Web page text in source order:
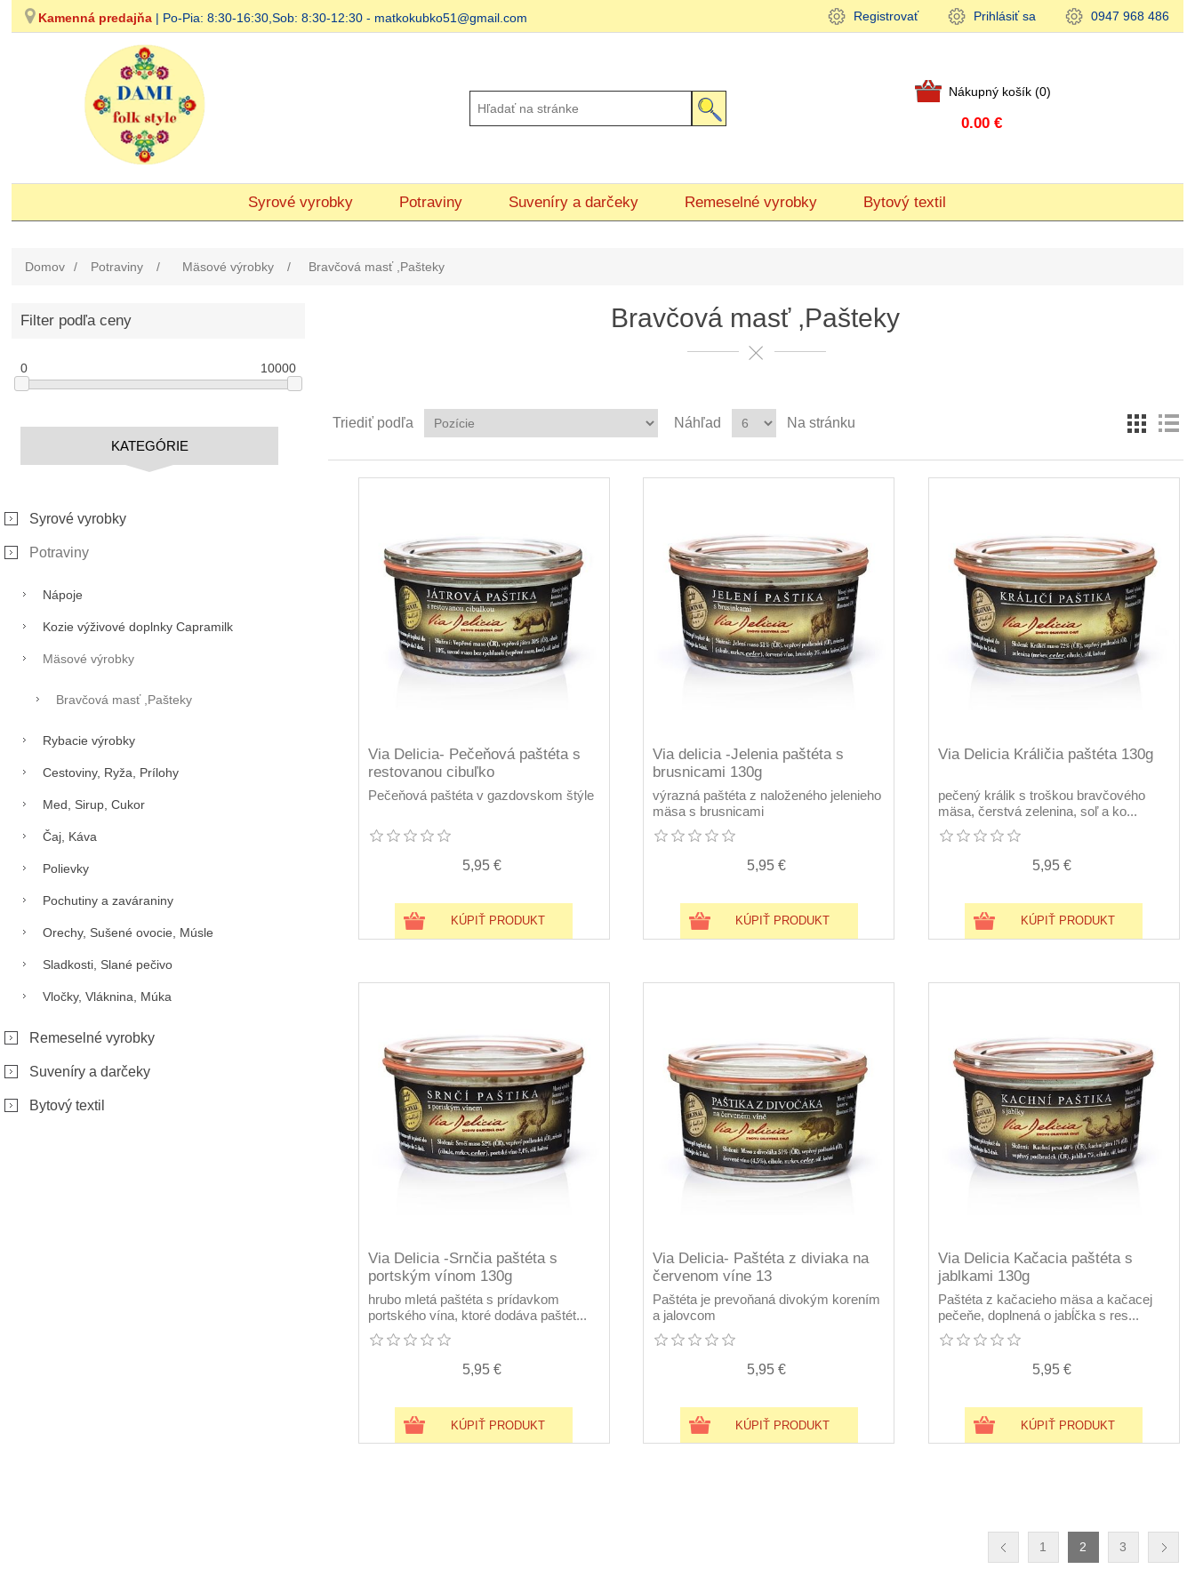
Kamenná predajňa | Po-Pia: 8:30-16:30,Sob: 8:30-12:30 - matkokubko51@gmail.com Registrovať Prihlásiť sa 0947 968 486
Nákupný košík (0)
0.00 €
Syrové vyrobky Potraviny Suveníry a darčeky Remeselné vyrobky Bytový textil
Domov / Potraviny / Mäsové výrobky / Bravčová masť ,Pašteky
Filter podľa ceny
0 10000
KATEGÓRIE
Syrové vyrobky
Potraviny
Nápoje
Kozie výživové doplnky Capramilk
Mäsové výrobky
Bravčová masť ,Pašteky
Rybacie výrobky
Cestoviny, Ryža, Prílohy
Med, Sirup, Cukor
Čaj, Káva
Polievky
Pochutiny a zaváraniny
Orechy, Sušené ovocie, Músle
Sladkosti, Slané pečivo
Vločky, Vláknina, Múka
Remeselné vyrobky
Suveníry a darčeky
Bytový textil
Bravčová masť ,Pašteky
Triediť podľa Náhľad Na stránku
Via Delicia- Pečeňová paštéta s
restovanou cibuľko
Pečeňová paštéta v gazdovskom štýle
5,95 €
KÚPIŤ PRODUKT
Via delicia -Jelenia paštéta s
brusnicami 130g
výrazná paštéta z naloženého jelenieho
mäsa s brusnicami
5,95 €
KÚPIŤ PRODUKT
Via Delicia Králičia paštéta 130g
pečený králik s troškou bravčového
mäsa, čerstvá zelenina, soľ a ko...
5,95 €
KÚPIŤ PRODUKT
Via Delicia -Srnčia paštéta s
portským vínom 130g
hrubo mletá paštéta s prídavkom
portského vína, ktoré dodáva paštét...
5,95 €
KÚPIŤ PRODUKT
Via Delicia- Paštéta z diviaka na
červenom víne 13
Paštéta je prevoňaná divokým korením
a jalovcom
5,95 €
KÚPIŤ PRODUKT
Via Delicia Kačacia paštéta s
jablkami 130g
Paštéta z kačacieho mäsa a kačacej
pečeňe, doplnená o jabĺčka s res...
5,95 €
KÚPIŤ PRODUKT
1 2 3